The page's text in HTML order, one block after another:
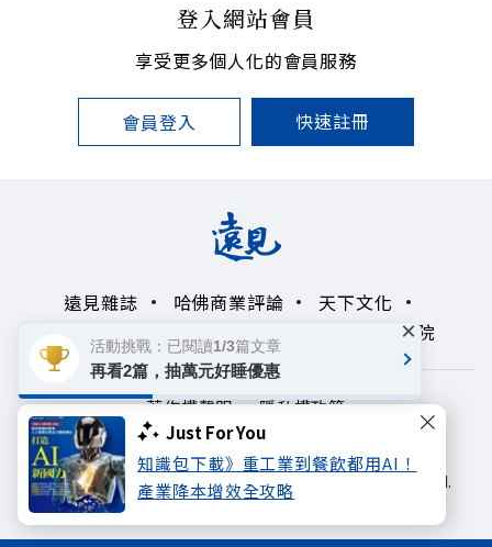
Just For You
知識包下載》重工業到餐飲都用AI！
產業降本增效全攻略
登入網站會員
享受更多個人化的會員服務
會員登入 快速註冊
遠見雜誌 哈佛商業評論
天下文化
未來親子學習平台
領導影響力學院
著作權聲明
隱私權政策
Copyright© 1999~2026
遠見天下文化出版股份有限公司. All rights reserved.
活動挑戰：已閱讀1/3篇文章
再看2篇，抽萬元好睡優惠
×